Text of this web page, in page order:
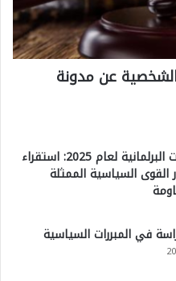
عن مدونة
خارطة الانتخابات البرلمانية لعام 2025: استقراء
القوى السياسية الممثلة
في المبررات السياسية